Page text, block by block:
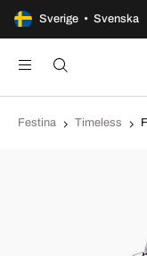
Sverige • Svenska
Europas
Festina Timeless